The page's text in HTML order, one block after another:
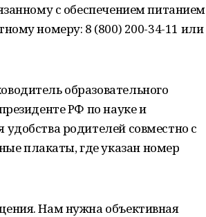
с обеспечением питанием
номеру: 8 (800) 200-34-11 или
образовательного
РФ по науке и
родителей совместно с
плакаты, где указан номер
Нам нужна объективная